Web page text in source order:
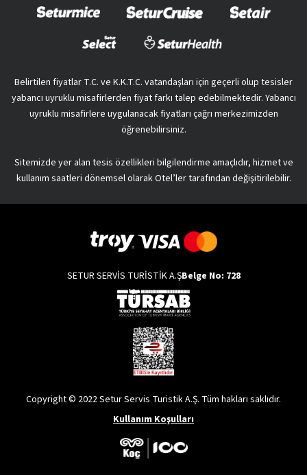
Belirtilen fiyatlar T.C. ve K.K.T.C. vatandaşları için geçerli olup tesisler
yabancı uyruklu misafirlerden fiyat farkı talep edebilmektedir. Yabancı
uyruklu misafirlere uygulanacak fiyatları çağrı merkezimizden
öğrenebilirsiniz.
Sitemizde yer alan tesis özellikleri bilgilendirme amaçlıdır, hizmet ve
kullanım saatleri dönemsel olarak Otel’ler tarafından değişitirilebilir.
SETUR SERVİS TURİSTİK A.ŞBelge No: 728
Copyright © 2022 Setur Servis Turistik A.Ş. Tüm hakları saklıdır.
Kullanım Koşulları